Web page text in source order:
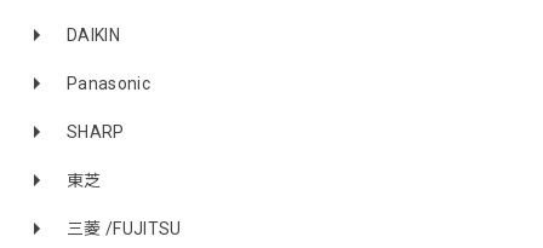
DAIKIN
Panasonic
SHARP
東芝
三菱 /FUJITSU